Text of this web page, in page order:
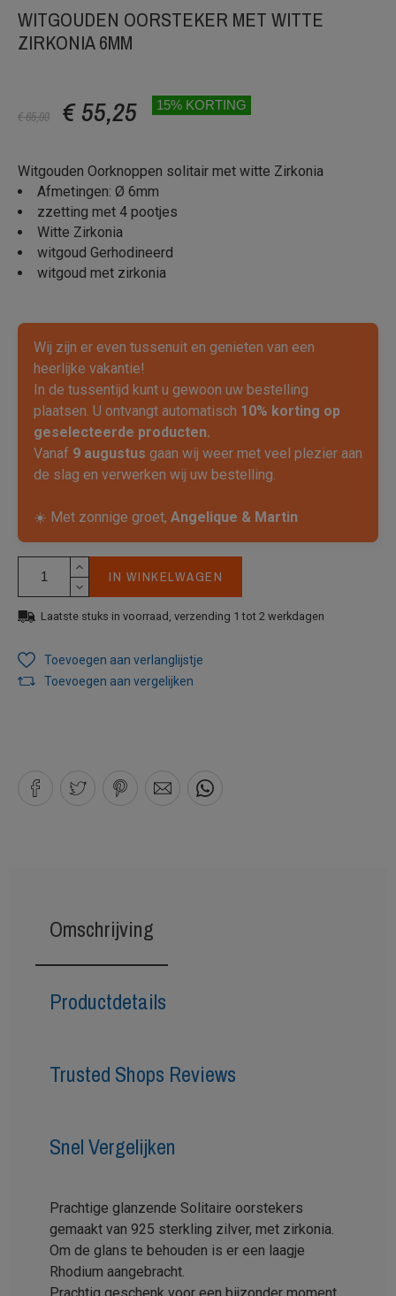
WITGOUDEN OORSTEKER MET WITTE
ZIRKONIA 6MM
€ 65,00 € 55,25 15% KORTING
Witgouden Oorknoppen solitair met witte Zirkonia
Afmetingen: Ø 6mm
zzetting met 4 pootjes
Witte Zirkonia
witgoud Gerhodineerd
witgoud met zirkonia
Wij zijn er even tussenuit en genieten van een
heerlijke vakantie!
In de tussentijd kunt u gewoon uw bestelling
plaatsen. U ontvangt automatisch 10% korting op
geselecteerde producten.
Vanaf 9 augustus gaan wij weer met veel plezier aan
de slag en verwerken wij uw bestelling.
☀️ Met zonnige groet, Angelique & Martin
IN WINKELWAGEN
Laatste stuks in voorraad, verzending 1 tot 2 werkdagen
Toevoegen aan verlanglijstje
Toevoegen aan vergelijken
Omschrijving
Productdetails
Trusted Shops Reviews
Snel Vergelijken
Prachtige glanzende Solitaire oorstekers
gemaakt van 925 sterkling zilver, met zirkonia.
Om de glans te behouden is er een laagje
Rhodium aangebracht.